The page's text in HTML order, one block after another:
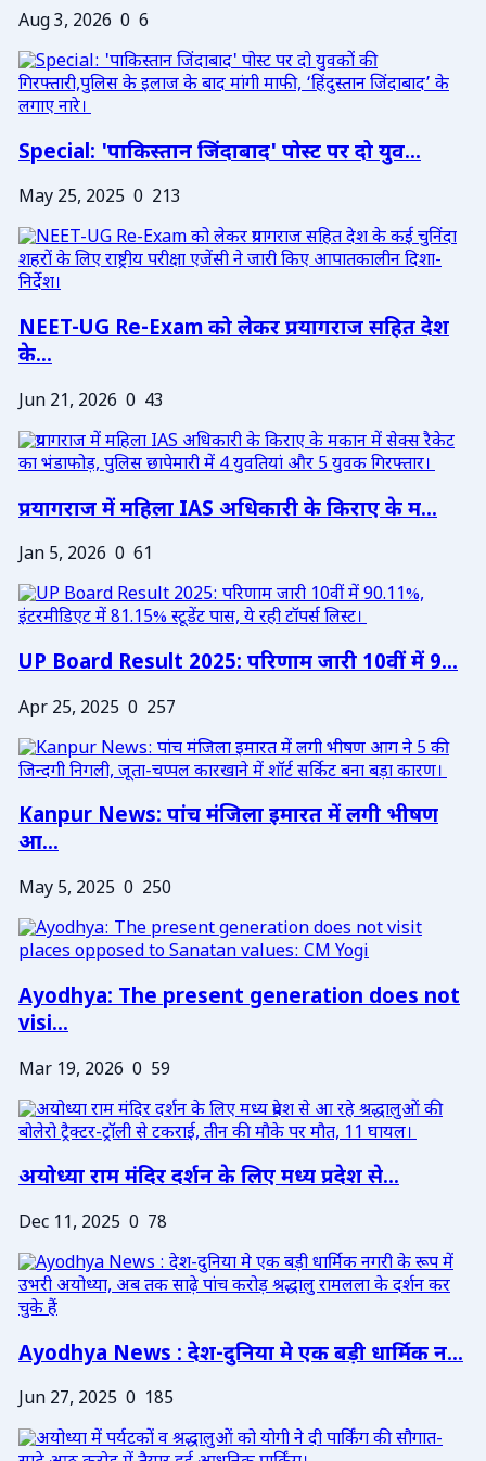
Aug 3, 2026 0 6
Special: 'पाकिस्तान जिंदाबाद' पोस्ट पर दो युव...
May 25, 2025 0 213
NEET-UG Re-Exam को लेकर प्रयागराज सहित देश
के...
Jun 21, 2026 0 43
प्रयागराज में महिला IAS अधिकारी के किराए के म...
Jan 5, 2026 0 61
UP Board Result 2025: परिणाम जारी 10वीं में 9...
Apr 25, 2025 0 257
Kanpur News: पांच मंजिला इमारत में लगी भीषण
आ...
May 5, 2025 0 250
Ayodhya: The present generation does not
visi...
Mar 19, 2026 0 59
अयोध्या राम मंदिर दर्शन के लिए मध्य प्रदेश से...
Dec 11, 2025 0 78
Ayodhya News : देश-दुनिया मे एक बड़ी धार्मिक न...
Jun 27, 2025 0 185